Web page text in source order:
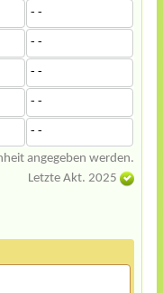
- -
- -
- -
- -
- -
angegeben werden.
Letzte Akt. 2025